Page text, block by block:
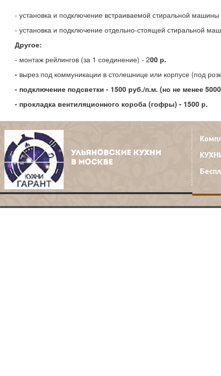
- установка и подключение встраиваемой стиральной
- установка и подключение отдельно-стоящей стиральной
Другое:
- монтаж рейлингов (за 1 соединение) - 200 р.
- вырез под коммуникации в столешнице или корпусе (под
- подключение подсветки - 1500 руб./п.м. (но не менее
- прокладка вентиляционного короба (гофры) - 1500 р.
УЛЬЯНОВСКИЕ КУХНИ
В МОСКВЕ